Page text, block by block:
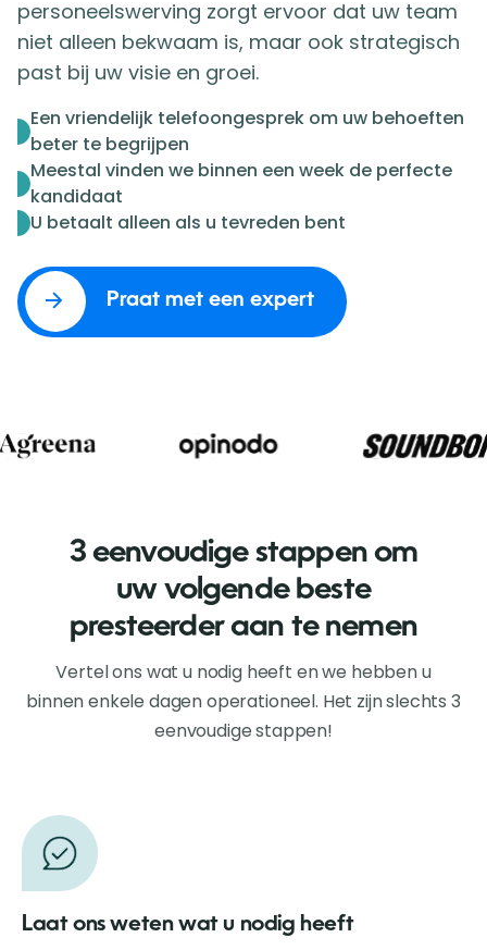
personeelswerving zorgt ervoor dat uw team
niet alleen bekwaam is, maar ook strategisch
past bij uw visie en groei.
Een vriendelijk telefoongesprek om uw behoeften
beter te begrijpen
Meestal vinden we binnen een week de perfecte
kandidaat
U betaalt alleen als u tevreden bent
Praat met een expert
3 eenvoudige stappen om
uw volgende beste
presteerder aan te nemen
Vertel ons wat u nodig heeft en we hebben u
binnen enkele dagen operationeel. Het zijn slechts 3
eenvoudige stappen!
Laat ons weten wat u nodig heeft